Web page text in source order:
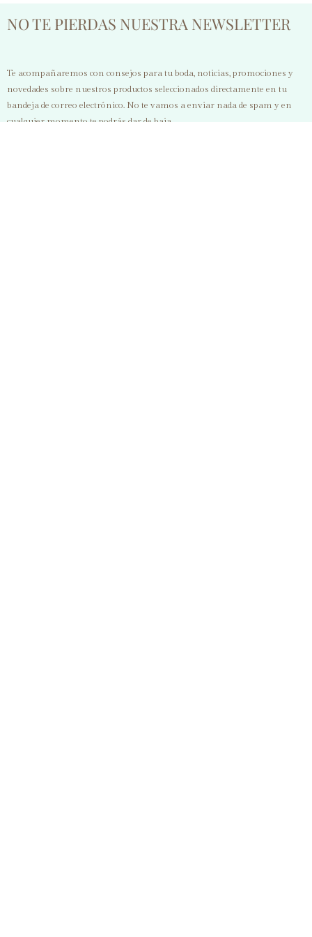
recalentar,
pies
antideslizante,
recogecable,
810 W color
Ranuras Anchas
Inoxidable,
Varillas
Superiores,
NO TE PIERDAS NUESTRA NEWSLETTER
Te acompañaremos con consejos para tu boda, noticias, promociones y
novedades sobre nuestros productos seleccionados directamente en tu
bandeja de correo electrónico. No te vamos a enviar nada de spam y en
cualquier momento te podrás dar de baja.